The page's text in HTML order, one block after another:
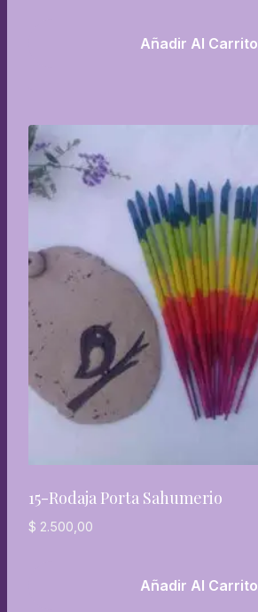
Añadir Al Carrito
15-Rodaja Porta Sahumerio
$ 2.500,00
Añadir Al Carrito